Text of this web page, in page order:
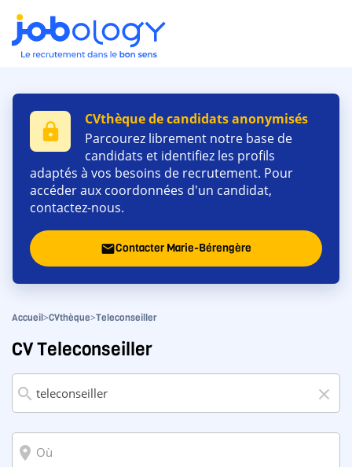
lock
CVthèque de candidats anonymisés
Parcourez librement notre base de
candidats et identifiez les profils
adaptés à vos besoins de recrutement. Pour
accéder aux coordonnées d'un candidat,
contactez-nous.
emailContacter Marie-Bérengère
Accueil>CVthèque>Teleconseiller
CV Teleconseiller
search close
room